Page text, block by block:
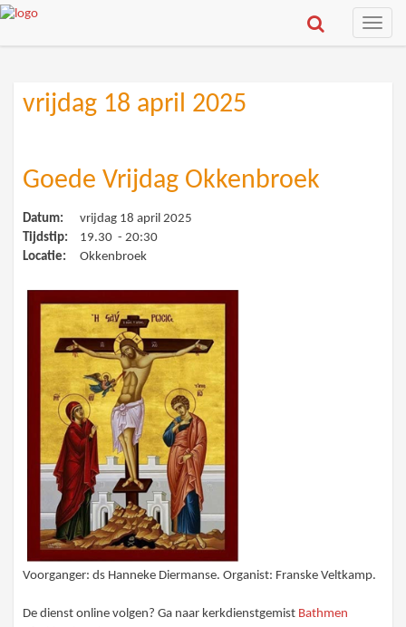
Toggle
vrijdag 18 april 2025
Goede Vrijdag Okkenbroek
Datum:
vrijdag 18 april 2025
Tijdstip:
19.30 - 20:30
Locatie:
Okkenbroek
Voorganger: ds Hanneke Diermanse. Organist: Franske Veltkamp.
De dienst online volgen? Ga naar kerkdienstgemist Bathmen